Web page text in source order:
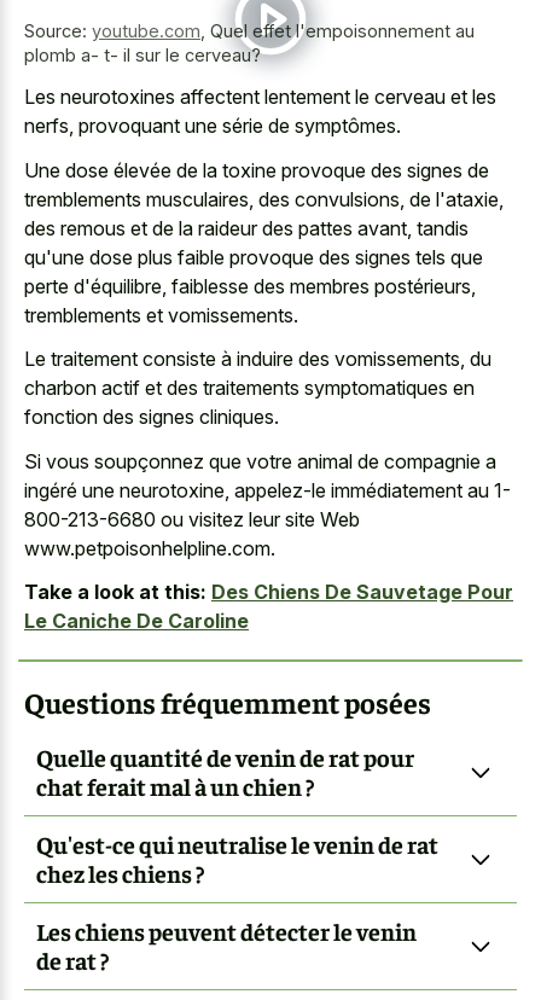
Source: youtube.com Quel effet l'empoisonnement au
plomb a- t- il sur le cerveau?
Les neurotoxines affectent lentement le cerveau et les
nerfs, provoquant une série de symptômes.
Une dose élevée de la toxine provoque des signes de
tremblements musculaires, des convulsions, de l'ataxie,
des remous et de la raideur des pattes avant, tandis
qu'une dose plus faible provoque des signes tels que
perte d'équilibre, faiblesse des membres postérieurs,
tremblements et vomissements.
Le traitement consiste à induire des vomissements, du
charbon actif et des traitements symptomatiques en
fonction des signes cliniques.
Si vous soupçonnez que votre animal de compagnie a
ingéré une neurotoxine, appelez-le immédiatement au 1-
800-213-6680 ou visitez leur site Web
www.petpoisonhelpline.com.
Take a look at this: Des Chiens De Sauvetage Pour
Le Caniche De Caroline
Questions fréquemment posées
Quelle quantité de venin de rat pour
chat ferait mal à un chien ?
Qu'est-ce qui neutralise le venin de rat
chez les chiens ?
Les chiens peuvent détecter le venin
de rat ?